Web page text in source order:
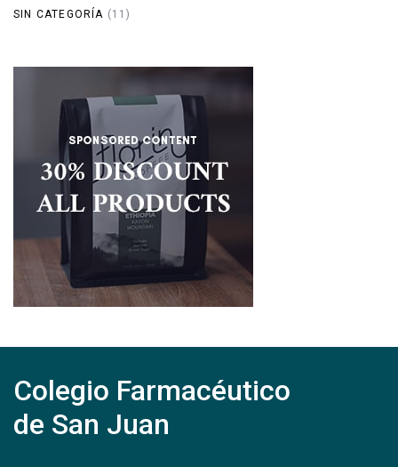
SIN CATEGORÍA (11)
Colegio Farmacéutico
de San Juan